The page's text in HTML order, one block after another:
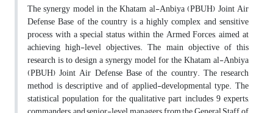
The synergy model in the Khatam al-Anbiya (PBUH) Joint Air
Defense Base of the country is a highly complex and sensitive
process with a special status within the Armed Forces, aimed at
achieving high-level objectives. The main objective of this
research is to design a synergy model for the Khatam al-Anbiya
(PBUH) Joint Air Defense Base of the country. The research
method is descriptive and of applied-developmental type. The
statistical population for the qualitative part includes 9 experts,